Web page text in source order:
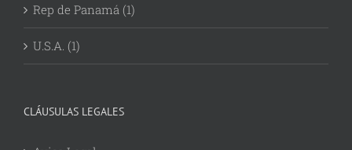
Rep de Panamá (1)
U.S.A. (1)
CLÁUSULAS LEGALES